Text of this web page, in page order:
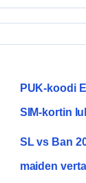
PUK-koodi
SIM-kortin
SL vs Ban
maiden